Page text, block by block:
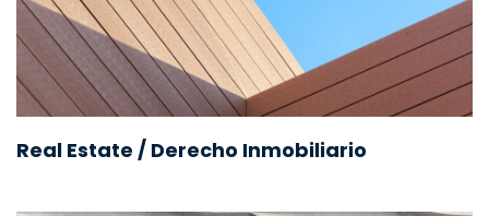
Real Estate / Derecho Inmobiliario